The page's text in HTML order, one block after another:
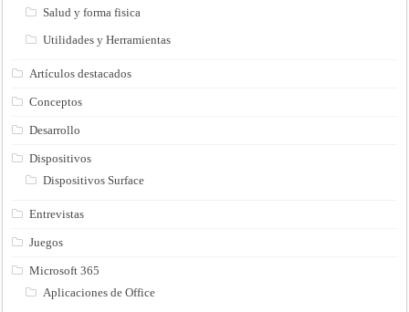
Salud y forma fisica
Utilidades y Herramientas
Artículos destacados
Conceptos
Desarrollo
Dispositivos
Dispositivos Surface
Entrevistas
Juegos
Microsoft 365
Aplicaciones de Office